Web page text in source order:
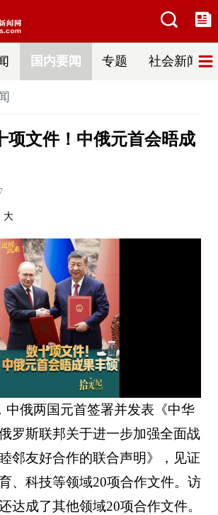
国内要闻 专题 社会新闻
项文件！中俄元首会晤成
大
中俄两国元首签署并发表《中华
罗斯联邦关于进一步加强全面战
邻友好合作的联合声明》，见证
、科技等领域20项合作文件。访
达成了其他领域20项合作文件。